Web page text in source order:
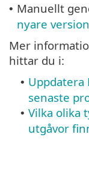
• Manuellt
nyare version
Mer
hittar du i:
• Uppdatera
senaste
• Vilka olika
utgåvor